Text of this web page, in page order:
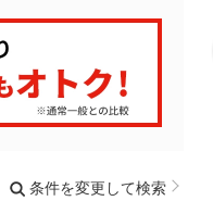
条件を変更して検索